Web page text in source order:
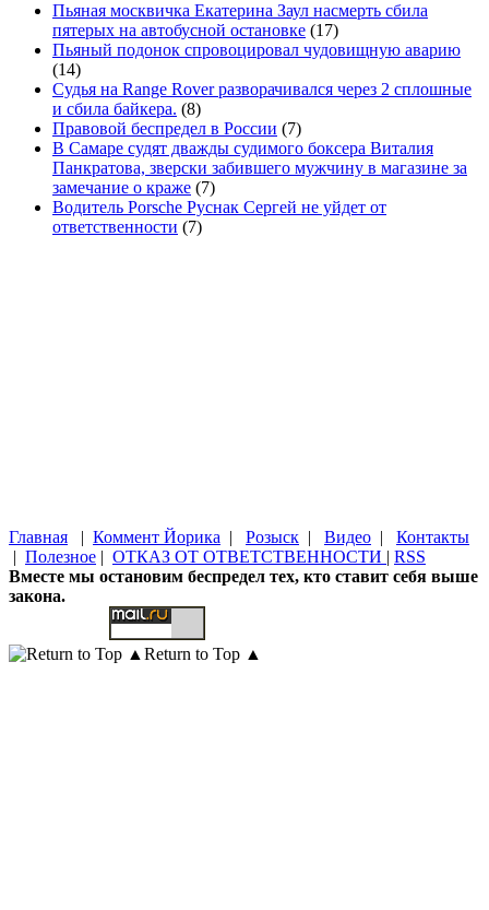
Пьяная москвичка Екатерина Заул насмерть сбила
пятерых на автобусной остановке (17)
Пьяный подонок спровоцировал чудовищную аварию
(14)
Судья на Range Rover разворачивался через 2 сплошные
и сбила байкера. (8)
Правовой беспредел в России (7)
В Самаре судят дважды судимого боксера Виталия
Панкратова, зверски забившего мужчину в магазине за
замечание о краже (7)
Водитель Porsche Руснак Сергей не уйдет от
ответственности (7)
Главная | Коммент Йорика | Розыск | Видео | Контакты
| Полезное | ОТКАЗ ОТ ОТВЕТСТВЕННОСТИ | RSS
Вместе мы остановим беспредел тех, кто ставит себя выше
закона.
Return to Top ▲